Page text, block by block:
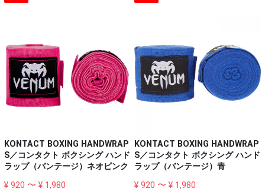
KONTACT BOXING HANDWRAP
S／コンタクト ボクシング ハンド
ラップ（バンテージ）ネオピンク
¥ 920 〜 ¥ 1,980
KONTACT BOXING HANDWRAP
S／コンタクト ボクシング ハンド
ラップ（バンテージ）青
¥ 920 〜 ¥ 1,980